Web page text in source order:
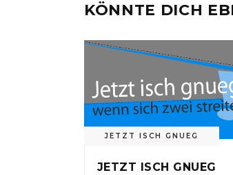
KÖNNTE DICH
JETZT ISCH GNUEG
JETZT ISCH GNUEG